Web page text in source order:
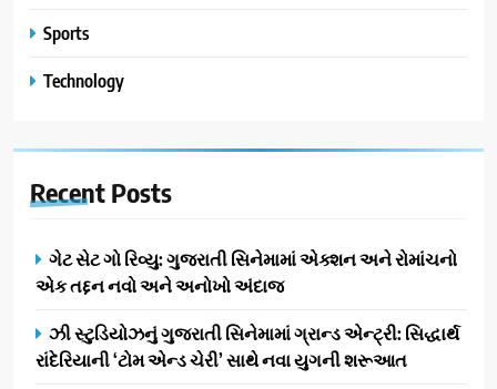
Sports
Technology
Recent Posts
ગેટ સેટ ગો રિવ્યુ: ગુજરાતી સિનેમામાં એક્શન અને રોમાંચનો
એક તદ્દન નવો અને અનોખો અંદાજ
ઝી સ્ટુડિયોઝનું ગુજરાતી સિનેમામાં ગ્રાન્ડ એન્ટ્રી: સિદ્ધાર્થ
રાંદેરિયાની ‘ટોમ એન્ડ ચેરી’ સાથે નવા યુગની શરૂઆત